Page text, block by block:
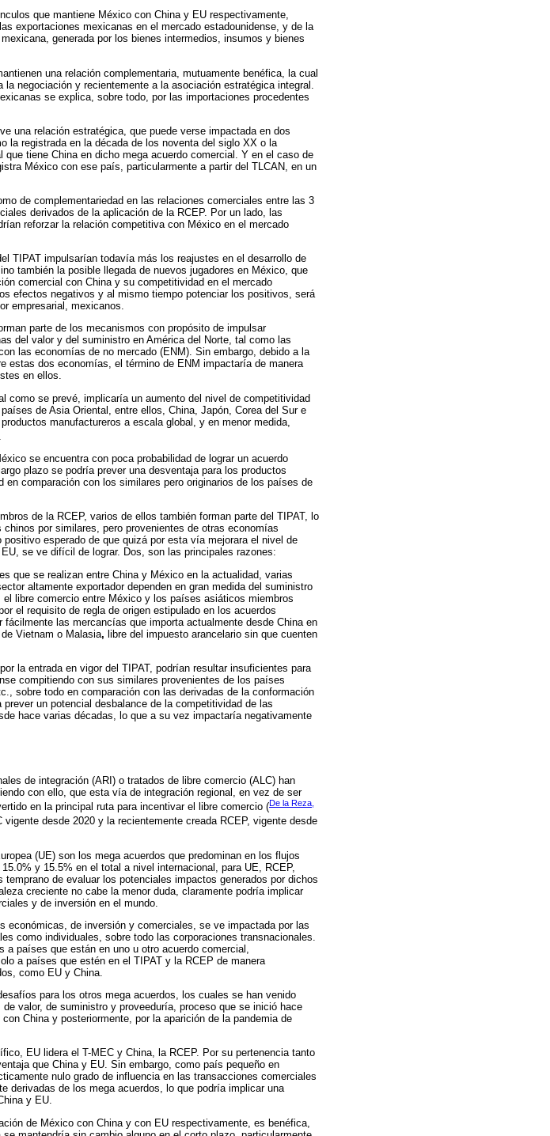
que mantiene México con China y EU respectivamente,
exportaciones mexicanas en el mercado estadounidense, y de la
generada por los bienes intermedios, insumos y bienes
una relación complementaria, mutuamente benéfica, la cual
negociación y recientemente a la asociación estratégica integral.
se explica, sobre todo, por las importaciones procedentes
una relación estratégica, que puede verse impactada en dos
la registrada en la década de los noventa del siglo XX o la
tiene China en dicho mega acuerdo comercial. Y en el caso de
México con ese país, particularmente a partir del TLCAN, en un
de complementariedad en las relaciones comerciales entre las 3
derivados de la aplicación de la RCEP. Por un lado, las
reforzar la relación competitiva con México en el mercado
TIPAT impulsarían todavía más los reajustes en el desarrollo de
también la posible llegada de nuevos jugadores en México, que
comercial con China y su competitividad en el mercado
efectos negativos y al mismo tiempo potenciar los positivos, será
empresarial, mexicanos.
parte de los mecanismos con propósito de impulsar
del valor y del suministro en América del Norte, tal como las
las economías de no mercado (ENM). Sin embargo, debido a la
estas dos economías, el término de ENM impactaría de manera
en ellos.
como se prevé, implicaría un aumento del nivel de competitividad
de Asia Oriental, entre ellos, China, Japón, Corea del Sur e
manufactureros a escala global, y en menor medida,
se encuentra con poca probabilidad de lograr un acuerdo
plazo se podría prever una desventaja para los productos
comparación con los similares pero originarios de los países de
de la RCEP, varios de ellos también forman parte del TIPAT, lo
por similares, pero provenientes de otras economías
esperado de que quizá por esta vía mejorara el nivel de
se ve difícil de lograr. Dos, son las principales razones:
que se realizan entre China y México en la actualidad, varias
altamente exportador dependen en gran medida del suministro
libre comercio entre México y los países asiáticos miembros
el requisito de regla de origen estipulado en los acuerdos
las mercancías que importa actualmente desde China en
Vietnam o Malasia, libre del impuesto arancelario sin que cuenten
la entrada en vigor del TIPAT, podrían resultar insuficientes para
compitiendo con sus similares provenientes de los países
sobre todo en comparación con las derivadas de la conformación
un potencial desbalance de la competitividad de las
hace varias décadas, lo que a su vez impactaría negativamente
de integración (ARI) o tratados de libre comercio (ALC) han
con ello, que esta vía de integración regional, en vez de ser
en la principal ruta para incentivar el libre comercio (De la Reza,
desde 2020 y la recientemente creada RCEP, vigente desde
(UE) son los mega acuerdos que predominan en los flujos
y 15.5% en el total a nivel internacional, para UE, RCEP,
de evaluar los potenciales impactos generados por dichos
creciente no cabe la menor duda, claramente podría implicar
y de inversión en el mundo.
económicas, de inversión y comerciales, se ve impactada por las
como individuales, sobre todo las corporaciones transnacionales.
a países que están en uno u otro acuerdo comercial,
a países que estén en el TIPAT y la RCEP de manera
como EU y China.
para los otros mega acuerdos, los cuales se han venido
valor, de suministro y proveeduría, proceso que se inició hace
China y posteriormente, por la aparición de la pandemia de
EU lidera el T-MEC y China, la RCEP. Por su pertenencia tanto
que China y EU. Sin embargo, como país pequeño en
nulo grado de influencia en las transacciones comerciales
derivadas de los mega acuerdos, lo que podría implicar una
y EU.
de México con China y con EU respectivamente, es benéfica,